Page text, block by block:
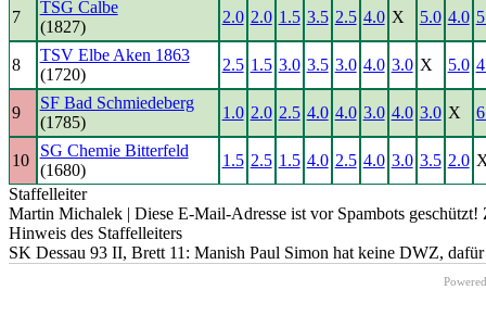
7
TSG Calbe
(1827)
2.0 2.0 1.5 3.5 2.5 4.0 X 5.0 4.0
8
TSV Elbe Aken 1863
(1720)
2.5 1.5 3.0 3.5 3.0 4.0 3.0 X 5.0
9
SF Bad Schmiedeberg
(1785)
1.0 2.0 2.5 4.0 4.0 3.0 4.0 3.0 X
10
SG Chemie Bitterfeld
(1680)
1.5 2.5 1.5 4.0 2.5 4.0 3.0 3.5 2.0
Staffelleiter
Martin Michalek | Diese E-Mail-Adresse ist vor Spambots
Hinweis des Staffelleiters
SK Dessau 93 II, Brett 11: Manish Paul Simon hat keine DWZ,